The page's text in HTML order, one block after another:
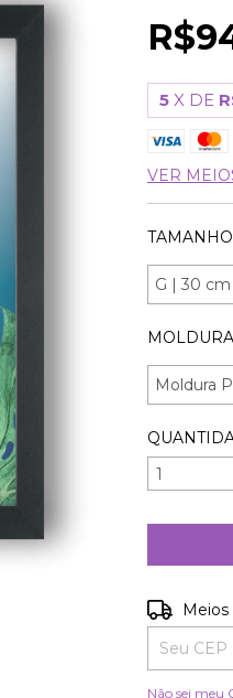
5 X DE
VER
Entregas
Meios
Não sei meu